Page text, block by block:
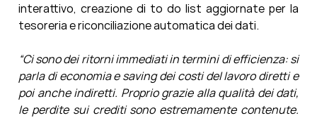
interattivo, creazione di to do list aggiornate per la
tesoreria e riconciliazione automatica dei dati.
“Ci sono dei ritorni immediati in termini di efficienza: si
parla di economia e saving dei costi del lavoro diretti e
poi anche indiretti. Proprio grazie alla qualità dei dati,
le perdite sui crediti sono estremamente contenute.